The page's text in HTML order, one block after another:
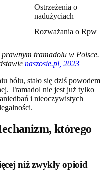
Ostrzeżenia o
nadużyciach
Rozważania o Rpw
prawnym tramadolu w Polsce.
naszosie.pl, 2023
bólu, stało się dziś powodem
Tramadol nie jest już tylko
i nieoczywistych
którego
niż zwykły opioid